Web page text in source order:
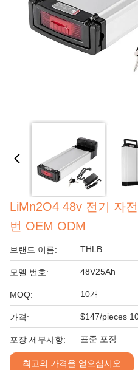
LiMn2O4 48v 전기 자
번 OEM ODM
브랜드 이름: THLB
모델 번호: 48V25Ah
MOQ: 10개
가격: $147/pieces
포장 세부사항: 표준 포장
최고의 가격을 얻으십시오